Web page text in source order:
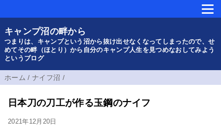
キャンプ沼の畔から
つまりは、キャンプという沼から抜け出せなくなってしまったので、せ
めてその畔（ほとり）から自分のキャンプ人生を見つめなおしてみよう
というブログ
ホーム / ナイフ沼 /
日本刀の刀工が作る玉鋼のナイフ
2021年12月20日